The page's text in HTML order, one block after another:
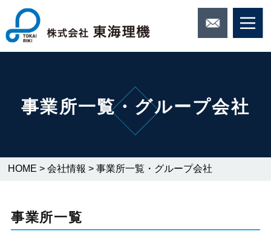
事業所一覧・グループ会社
HOME >会社情報 >事業所一覧・グループ会社
事業所一覧